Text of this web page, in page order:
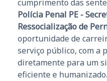
cumprimento das
Polícia Penal PE -
Ressocialização de
oportunidade de
serviço público, com a
diretamente para um
eficiente e humanizado.